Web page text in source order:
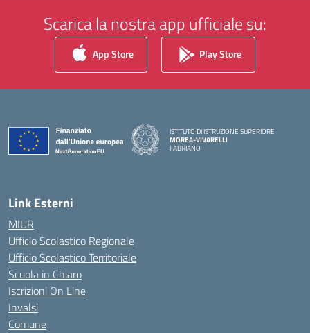
Scarica la nostra app ufficiale su:
App Store Play Store
ISTITUTO DI ISTRUZIONE SUPERIORE
MOREA-VIVARELLI
FABRIANO
Link Esterni
MIUR
Ufficio Scolastico Regionale
Ufficio Scolastico Territoriale
Scuola in Chiaro
Iscrizioni On Line
Invalsi
Comune